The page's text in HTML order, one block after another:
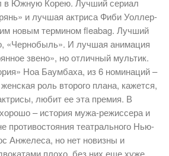
в Южную Корею. Лучший сериал
и лучшая актриса Фиби Уоллер-
новым термином fleabag. Лучший
«Чернобыль». И лучшая анимация
звено», но отличный мультик.
Ноа Баумбаха, из 6 номинаций –
роль второго плана, кажется,
любит ее эта премия. В
– история мужа-режиссера и
противостояния театрального Нью-
Анжелеса, но нет новизны и
плохо, без них еще хуже,